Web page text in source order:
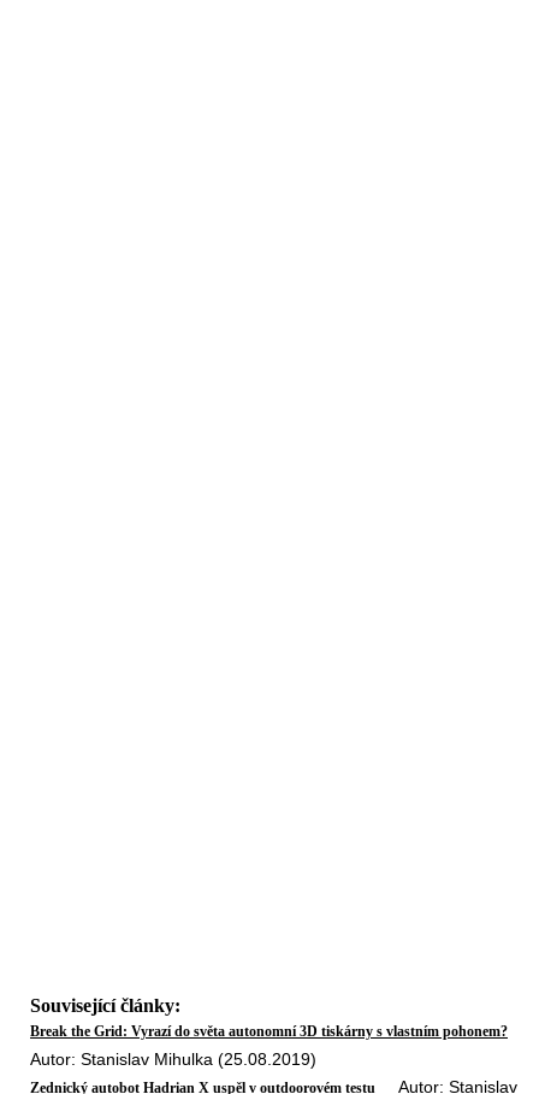
Související články:
Break the Grid: Vyrazí do světa autonomní 3D tiskárny s vlastním pohonem?
Autor: Stanislav Mihulka (25.08.2019)
Zednický autobot Hadrian X uspěl v outdoorovém testu Autor: Stanislav